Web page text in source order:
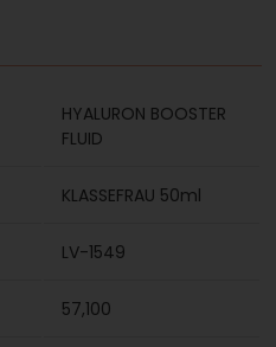
HYALURON BOOSTER
FLUID
KLASSEFRAU 50ml
LV-1549
57,100